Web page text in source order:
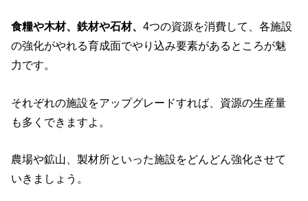
食糧や木材、鉄材や石材、4つの資源を消費して、各施設
の強化がやれる育成面でやり込み要素があるところが魅
力です。
それぞれの施設をアップグレードすれば、資源の生産量
も多くできますよ。
農場や鉱山、製材所といった施設をどんどん強化させて
いきましょう。